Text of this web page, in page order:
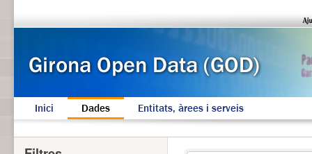
Inici Dades Entitats, àrees i serveis